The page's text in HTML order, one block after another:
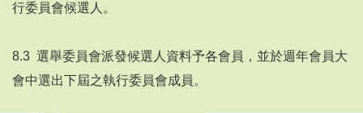
行委員會候選人。
8.3 選舉委員會派發候選人資料予各會員，並於週年會員大
會中選出下屆之執行委員會成員。